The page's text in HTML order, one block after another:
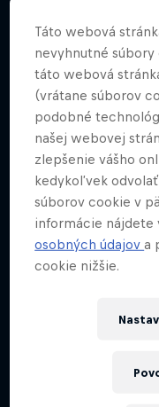
Táto webová
nevyhnutné súbory
táto webová
(vrátane súborov
podobné
našej webovej
zlepšenie vášho
kedykoľvek
súborov cookie v
informácie nájdete
osobných údajova
cookie nižšie.